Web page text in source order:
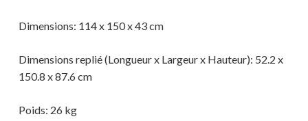
Dimensions: 114 x 150 x 43 cm
Dimensions replié (Longueur x Largeur x Hauteur): 52.2 x
150.8 x 87.6 cm
Poids: 26 kg